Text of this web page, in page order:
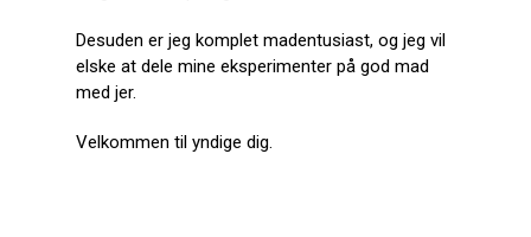
Desuden er jeg komplet madentusiast, og jeg vil
elske at dele mine eksperimenter på god mad
med jer.
Velkommen til yndige dig.